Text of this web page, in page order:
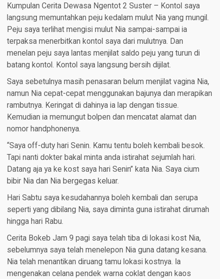
Kumpulan Cerita Dewasa Ngentot 2 Suster – Kontol saya
langsung memuntahkan peju kedalam mulut Nia yang mungil.
Peju saya terlihat mengisi mulut Nia sampai-sampai ia
terpaksa menerbitkan kontol saya dari mulutnya. Dan
menelan peju saya lantas menjilat saldo peju yang turun di
batang kontol. Kontol saya langsung bersih dijilat.
Saya sebetulnya masih penasaran belum menjilat vagina Nia,
namun Nia cepat-cepat menggunakan bajunya dan merapikan
rambutnya. Keringat di dahinya ia lap dengan tissue.
Kemudian ia memungut bolpen dan mencatat alamat dan
nomor handphonenya.
“Saya off-duty hari Senin. Kamu tentu boleh kembali besok.
Tapi nanti dokter bakal minta anda istirahat sejumlah hari.
Datang aja ya ke kost saya hari Senin” kata Nia. Saya cium
bibir Nia dan Nia bergegas keluar.
Hari Sabtu saya kesudahannya boleh kembali dan serupa
seperti yang dibilang Nia, saya diminta guna istirahat dirumah
hingga hari Rabu.
Cerita Bokeb Jam 9 pagi saya telah tiba di lokasi kost Nia,
sebelumnya saya telah menelepon Nia guna datang kesana.
Nia telah menantikan diruang tamu lokasi kostnya. Ia
mengenakan celana pendek warna coklat dengan kaos